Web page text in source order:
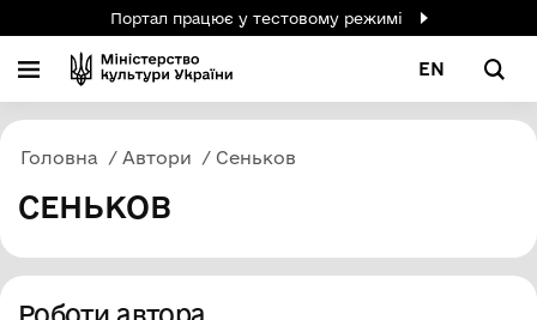
Портал працює у тестовому режимі
EN
Головна Автори Сеньков
СЕНЬКОВ
Роботи автора